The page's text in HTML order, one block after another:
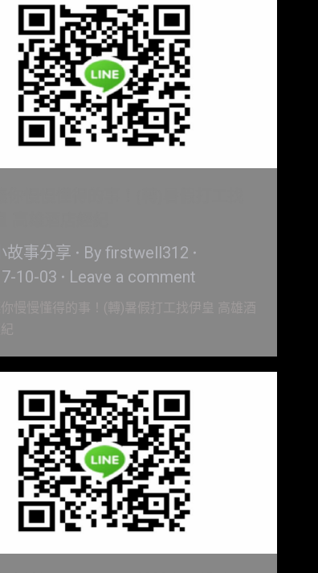
故事分享 By firstwell312
10-03
Leave a comment
你慢慢懂得的事！(轉)暑假打工找伊皇 高雄酒